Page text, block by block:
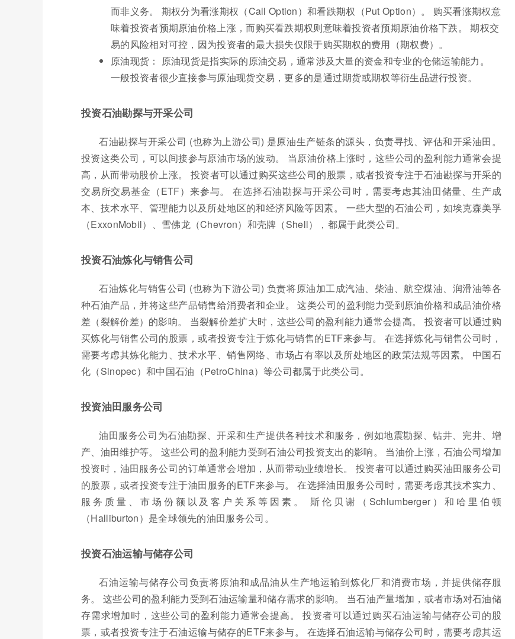
而非义务。 期权分为看涨期权（Call Option）和看跌期权（Put Option）。 购买看涨期权意
味着投资者预期原油价格上涨，而购买看跌期权则意味着投资者预期原油价格下跌。 期权交
易的风险相对可控，因为投资者的最大损失仅限于购买期权的费用（期权费）。
原油现货： 原油现货是指实际的原油交易，通常涉及大量的资金和专业的仓储运输能力。
一般投资者很少直接参与原油现货交易，更多的是通过期货或期权等衍生品进行投资。
投资石油勘探与开采公司
石油勘探与开采公司 (也称为上游公司) 是原油生产链条的源头，负责寻找、评估和开采油田。
投资这类公司，可以间接参与原油市场的波动。 当原油价格上涨时，这些公司的盈利能力通常会提
高，从而带动股价上涨。 投资者可以通过购买这些公司的股票，或者投资专注于石油勘探与开采的
交易所交易基金（ETF）来参与。 在选择石油勘探与开采公司时，需要考虑其油田储量、生产成
本、技术水平、管理能力以及所处地区的和经济风险等因素。 一些大型的石油公司，如埃克森美孚
（ExxonMobil）、雪佛龙（Chevron）和壳牌（Shell），都属于此类公司。
投资石油炼化与销售公司
石油炼化与销售公司 (也称为下游公司) 负责将原油加工成汽油、柴油、航空煤油、润滑油等各
种石油产品，并将这些产品销售给消费者和企业。 这类公司的盈利能力受到原油价格和成品油价格
差（裂解价差）的影响。 当裂解价差扩大时，这些公司的盈利能力通常会提高。 投资者可以通过购
买炼化与销售公司的股票，或者投资专注于炼化与销售的ETF来参与。 在选择炼化与销售公司时，
需要考虑其炼化能力、技术水平、销售网络、市场占有率以及所处地区的政策法规等因素。 中国石
化（Sinopec）和中国石油（PetroChina）等公司都属于此类公司。
投资油田服务公司
油田服务公司为石油勘探、开采和生产提供各种技术和服务，例如地震勘探、钻井、完井、增
产、油田维护等。 这些公司的盈利能力受到石油公司投资支出的影响。 当油价上涨，石油公司增加
投资时，油田服务公司的订单通常会增加，从而带动业绩增长。 投资者可以通过购买油田服务公司
的股票，或者投资专注于油田服务的ETF来参与。 在选择油田服务公司时，需要考虑其技术实力、
服务质量、市场份额以及客户关系等因素。 斯伦贝谢（Schlumberger）和哈里伯顿
（Halliburton）是全球领先的油田服务公司。
投资石油运输与储存公司
石油运输与储存公司负责将原油和成品油从生产地运输到炼化厂和消费市场，并提供储存服
务。 这些公司的盈利能力受到石油运输量和储存需求的影响。 当石油产量增加，或者市场对石油储
存需求增加时，这些公司的盈利能力通常会提高。 投资者可以通过购买石油运输与储存公司的股
票，或者投资专注于石油运输与储存的ETF来参与。 在选择石油运输与储存公司时，需要考虑其运